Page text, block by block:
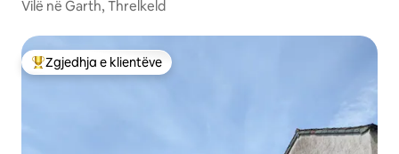
Vilë në Garth, Threlkeld
Më të mirat e zgjedhjeve të klientëve
Zgjedhja e klientëve